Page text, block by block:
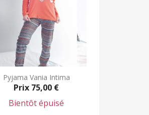
Pyjama Vania Intima
Prix 75,00 €
Bientôt épuisé